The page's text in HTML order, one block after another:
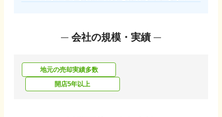
会社の規模・実績
地元の売却実績多数
開店5年以上